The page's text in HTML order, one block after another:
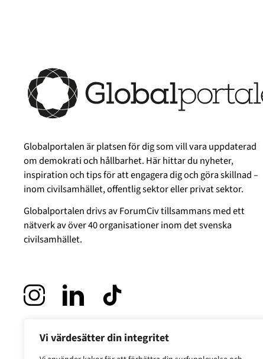
Vi värdesätter din integritet
Globalportalen är platsen för dig som vill vara uppdaterad
om demokrati och hållbarhet. Här hittar du nyheter,
inspiration och tips för att engagera dig och göra skillnad –
inom civilsamhället, offentlig sektor eller privat sektor.
Globalportalen drivs avForumCivtillsammans med ett
nätverk av över 40 organisationer inom det svenska
civilsamhället.